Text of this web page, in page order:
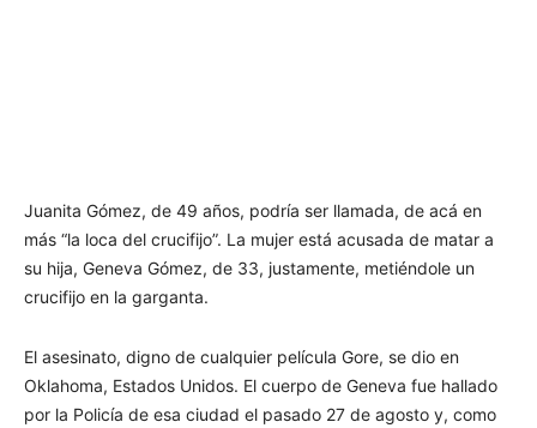
Juanita Gómez, de 49 años, podría ser llamada, de acá en
más “la loca del crucifijo”. La mujer está acusada de matar a
su hija, Geneva Gómez, de 33, justamente, metiéndole un
crucifijo en la garganta.
El asesinato, digno de cualquier película Gore, se dio en
Oklahoma, Estados Unidos. El cuerpo de Geneva fue hallado
por la Policía de esa ciudad el pasado 27 de agosto y, como